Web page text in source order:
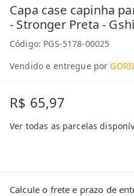
Capa case capinha
- Stronger Preta -
Código: PGS-5178-00025
Vendido e entregue por
R$ 65,97
Ver todas as parcelas
Calcule o frete e prazo de